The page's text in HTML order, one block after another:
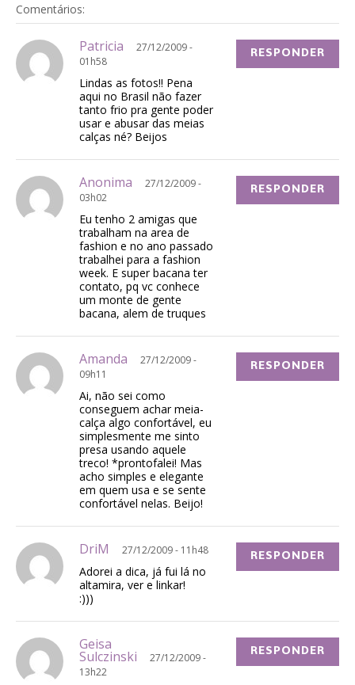
Comentários:
Patricia
27/12/2009 -
01h58
Lindas as fotos!! Pena
aqui no Brasil não fazer
tanto frio pra gente poder
usar e abusar das meias
calças né? Beijos
RESPONDER
Anonima
27/12/2009 -
03h02
Eu tenho 2 amigas que
trabalham na area de
fashion e no ano passado
trabalhei para a fashion
week. E super bacana ter
contato, pq vc conhece
um monte de gente
bacana, alem de truques
RESPONDER
Amanda
27/12/2009 -
09h11
Ai, não sei como
conseguem achar meia-
calça algo confortável, eu
simplesmente me sinto
presa usando aquele
treco! *prontofalei! Mas
acho simples e elegante
em quem usa e se sente
confortável nelas. Beijo!
RESPONDER
DriM 27/12/2009 - 11h48
Adorei a dica, já fui lá no
altamira, ver e linkar!
:)))
RESPONDER
Geisa
Sulczinski
27/12/2009 -
13h22
RESPONDER